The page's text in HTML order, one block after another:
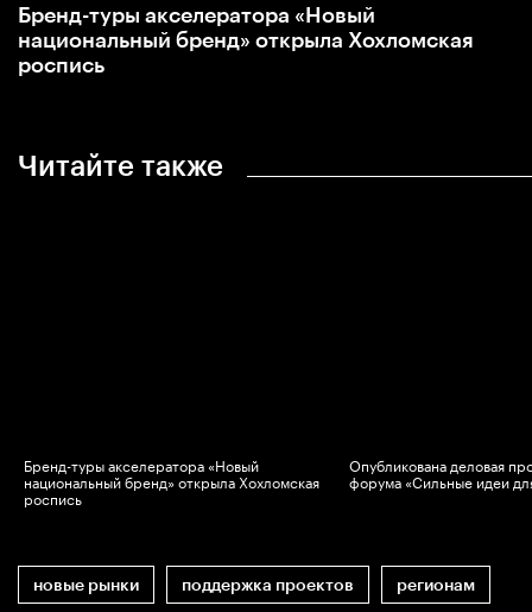
Читайте также
Бренд-туры акселератора «Новый
национальный бренд» открыла Хохломская
роспись
Опубликована деловая
форума «Сильные идеи
новые рынки поддержка проектов регионам
Бренд-туры акселератора «Новый
национальный бренд» открыла Хохломская
роспись